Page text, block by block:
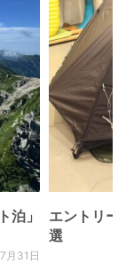
泊」
月31日
エントリー
選